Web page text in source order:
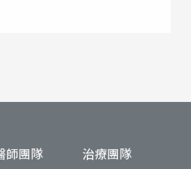
師團隊 治療團隊